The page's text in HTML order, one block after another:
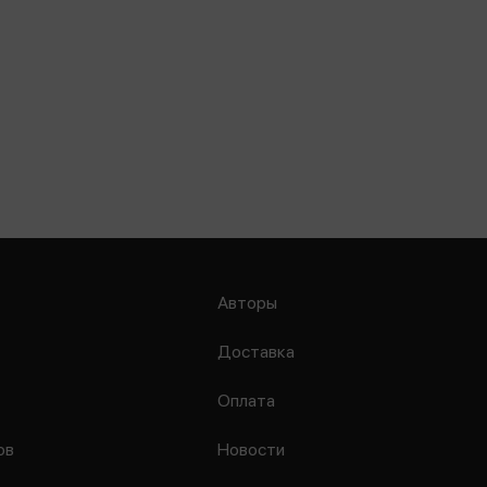
Авторы
Доставка
Оплата
Новости